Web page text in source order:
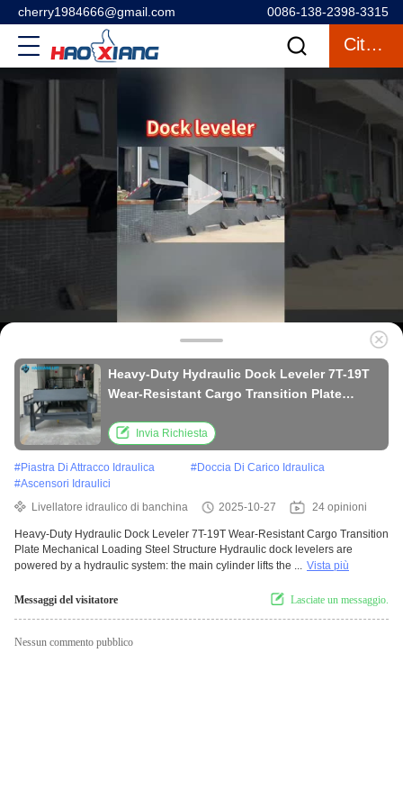
cherry1984666@gmail.com 0086-138-2398-3315
Citazione
Heavy-Duty Hydraulic Dock Leveler 7T-19T
Wear-Resistant Cargo Transition Plate
Invia Richiesta
#Piastra Di Attracco Idraulica #Doccia Di Carico Idraulica
#Ascensori Idraulici
Livellatore idraulico di banchina
2025-10-27 24 opinioni
Heavy-Duty Hydraulic Dock Leveler 7T-19T Wear-Resistant Cargo Transition
Plate Mechanical Loading Steel Structure Hydraulic dock levelers are
powered by a hydraulic system: the main cylinder lifts the ... Vista più
Messaggi del visitatore Lasciate un messaggio.
Nessun commento pubblico